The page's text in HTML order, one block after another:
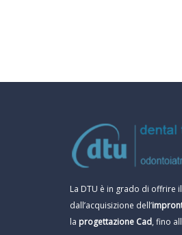
La DTU è in grado di offrire
dall’acquisizione dell’
la progettazione Cad, fino